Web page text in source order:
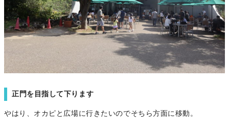
正門を目指して下ります
やはり、オカピと広場に行きたいのでそちら方面に移動。